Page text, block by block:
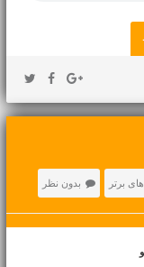
برتر بدون نظر